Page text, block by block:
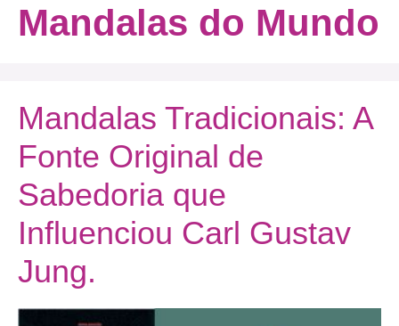
Mandalas do Mundo
Mandalas Tradicionais: A
Fonte Original de
Sabedoria que
Influenciou Carl Gustav
Jung.